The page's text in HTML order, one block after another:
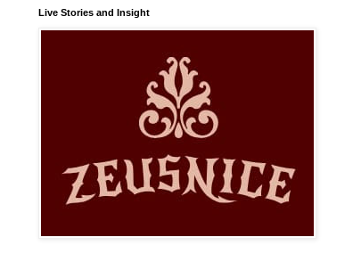
Live Stories and Insight